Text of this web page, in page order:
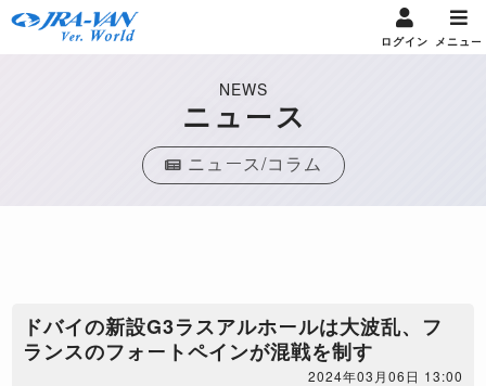
ログイン メニュー
NEWS
ニュース
ニュース/コラム
ドバイの新設G3ラスアルホールは大波乱、フ
ランスのフォートペインが混戦を制す
2024年03月06日 13:00